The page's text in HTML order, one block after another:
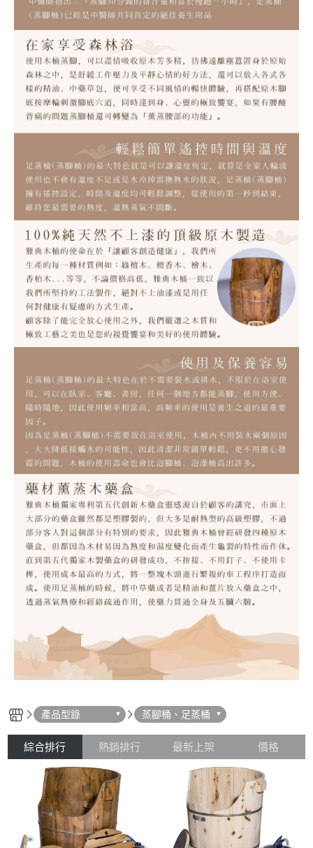
產品型錄 蒸腳桶、足蒸桶
綜合排行 熱銷排行 最新上架 價格